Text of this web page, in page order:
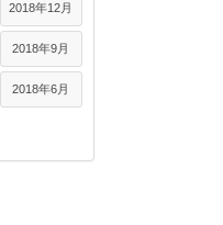
2018年12月
2018年9月
2018年6月